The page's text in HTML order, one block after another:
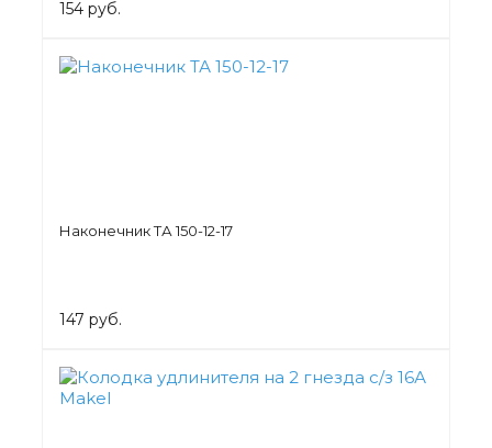
154 руб.
Наконечник ТА 150-12-17
147 руб.